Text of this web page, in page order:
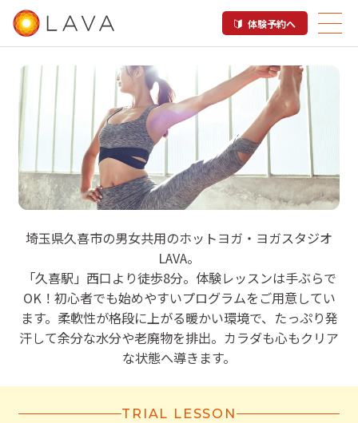
体験予約へ
LAVA 久喜テラレス店
ホットヨガスタジオ
埼玉県久喜市の男女共用のホットヨガ・ヨガスタジオ
LAVA。
「久喜駅」西口より徒歩8分。体験レッスンは手ぶらで
OK！初心者でも始めやすいプログラムをご用意してい
ます。柔軟性が格段に上がる暖かい環境で、たっぷり発
汗して余分な水分や老廃物を排出。カラダも心もクリア
な状態へ導きます。
TRIAL LESSON